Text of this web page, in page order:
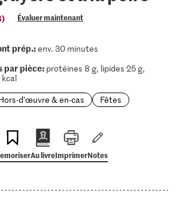
Évaluer maintenant
prép.:env. 30 minutes
par pièce:protéines 8 g, lipides 25 g,
kcal
d'œuvre & en-cas Fêtes
Au livreImprimerNotes